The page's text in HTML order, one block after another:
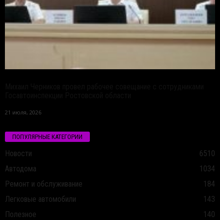
21 июля, 2026
ПОПУЛЯРНЫЕ КАТЕГОРИИ
Новости
6510
Автодома
1034
Ремонт и обслуживание
184
Легковые автомобили
143
Полезное
140